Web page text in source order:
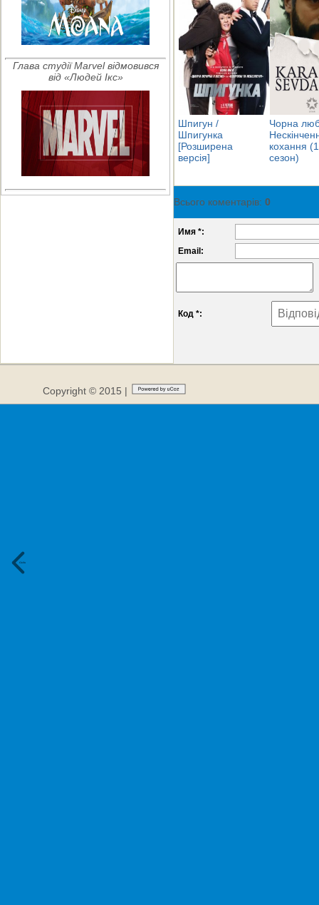
Сюди
Глава студії Marvel відмовився
від «Людей Ікс»
Шпигун /
Шпигунка
[Розширена
версія]
Чорна
кохання
сезон)
Всього коментарів: 0
Имя *:
Email:
Код *:
Copyright © 2015 |